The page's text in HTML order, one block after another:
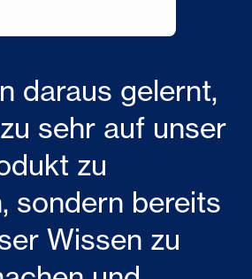
daraus gelernt,
sehr auf unser
zu
sondern bereits
Wissen zu